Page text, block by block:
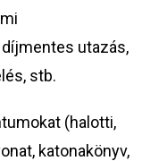
utazás,
stb.
(halotti,
katonakönyv,